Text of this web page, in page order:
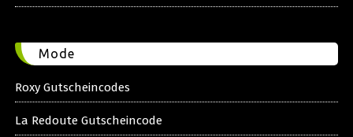
Mode
Roxy Gutscheincodes
La Redoute Gutscheincode